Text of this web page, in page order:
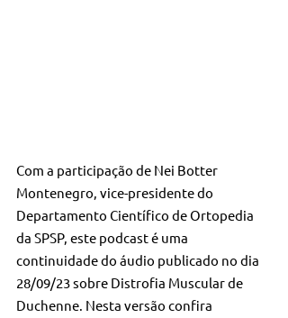
Com a participação de Nei Botter
Montenegro, vice-presidente do
Departamento Científico de Ortopedia
da SPSP, este podcast é uma
continuidade do áudio publicado no dia
28/09/23 sobre Distrofia Muscular de
Duchenne. Nesta versão confira